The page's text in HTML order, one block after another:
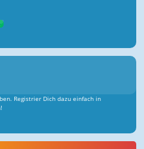
Registrier Dich dazu einfach in